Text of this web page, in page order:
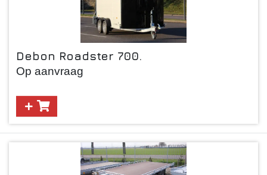
Debon Roadster 700.
Op aanvraag